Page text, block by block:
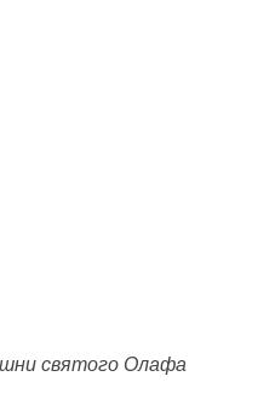
святого Олафа